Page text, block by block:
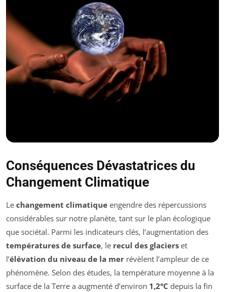
Conséquences Dévastatrices du
Changement Climatique
Le changement climatique engendre des répercussions
considérables sur notre planète, tant sur le plan écologique
que sociétal. Parmi les indicateurs clés, l’augmentation des
températures de surface, le recul des glaciers et
l’élévation du niveau de la mer révèlent l’ampleur de ce
phénomène. Selon des études, la température moyenne à la
surface de la Terre a augmenté d’environ 1,2°C depuis la fin